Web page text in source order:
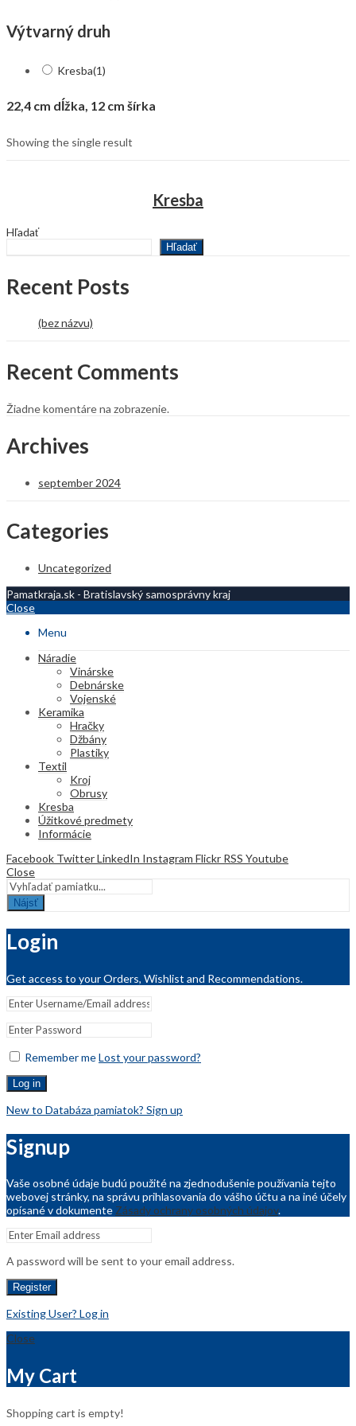
Výtvarný druh
Kresba(1)
22,4 cm dĺžka, 12 cm šírka
Showing the single result
Kresba
Hľadať
Hľadať
Recent Posts
(bez názvu)
Recent Comments
Žiadne komentáre na zobrazenie.
Archives
september 2024
Categories
Uncategorized
Pamatkraja.sk - Bratislavský samosprávny kraj
Close
Menu
Náradie
Vinárske
Debnárske
Vojenské
Keramika
Hračky
Džbány
Plastiky
Textil
Kroj
Obrusy
Kresba
Úžitkové predmety
Informácie
Facebook TwitterLinkedIn Instagram Flickr RSS Youtube
Close
Nájsť
Login
Get access to your Orders, Wishlist and Recommendations.
Remember meLost your password?
Log in
New to Databáza pamiatok? Sign up
Signup
Vaše osobné údaje budú použité na zjednodušenie používania tejto
webovej stránky, na správu prihlasovania do vášho účtu a na iné účely
opísané v dokumente Zásady ochrany osobných údajov.
A password will be sent to your email address.
Register
Existing User? Log in
Close
My Cart
Shopping cart is empty!